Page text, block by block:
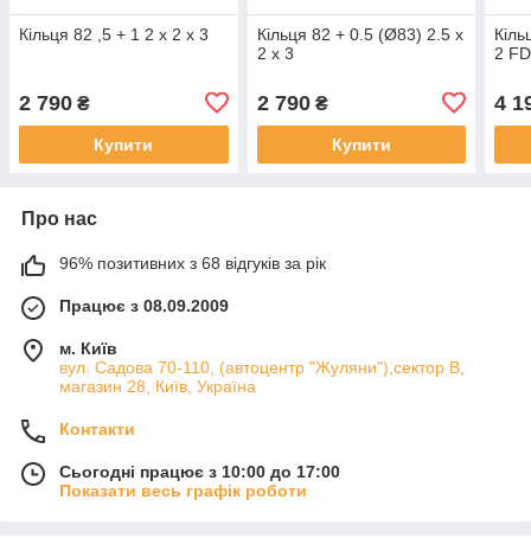
Кільця 82 ,5 + 1 2 x 2 x 3
2 790 ₴
Купити
Кільця 82 + 0.5 (Ø83) 2.5 x
2 x 3
2 790₴
Купити
2
4
Про нас
96% позитивних з 68 відгуків за рік
Працює з 08.09.2009
м. Київ
вул. Садова 70-110, (автоцентр "Жуляни"),сектор В,
магазин 28, Київ, Україна
Контакти
Сьогодні працює з 10:00 до 17:00
Показати весь графік роботи